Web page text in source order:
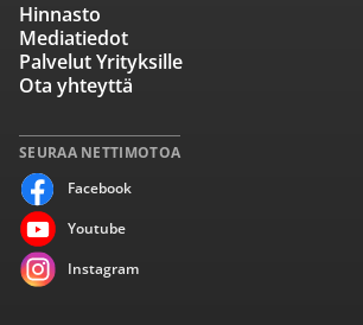
SEURAA NETTIMOTOA
Facebook
Youtube
Instagram
Hinnasto
Mediatiedot
Palvelut Yrityksille
Ota yhteyttä